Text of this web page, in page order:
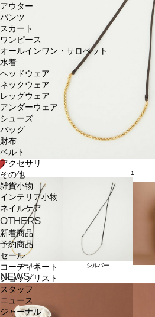
アウター
パンツ
スカート
ワンピース
オールインワン・サロペット
水着
ヘッドウェア
ネックウェア
レッグウェア
アンダーウェア
シューズ
バッグ
財布
ベルト
アクセサリ
その他
雑貨小物
インテリア小物
ネイルケア
OTHERS
新着商品
予約商品
セール
コーディネート
ショップリスト
スタッフ
ニュース
ジャーナル
1
ゴールド シルバー
NEWS